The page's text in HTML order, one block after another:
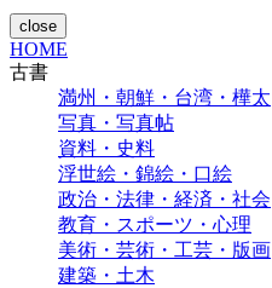
close
HOME
古書
満州・朝鮮・台湾・樺太
写真・写真帖
資料・史料
浮世絵・錦絵・口絵
政治・法律・経済・社会
教育・スポーツ・心理
美術・芸術・工芸・版画
建築・土木